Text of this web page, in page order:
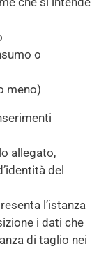
o
meno)
allegato,
del
l’istanza
i dati che
di taglio nei